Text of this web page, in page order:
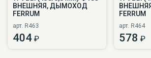
ВНЕШНЯЯ, ДЫМОХОД
FERRUM
арт. R463
404 ₽
FERRUM
арт. R464
578 ₽